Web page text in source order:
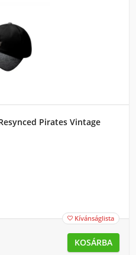
Pirates Vintage
 Kívánságlista
KOSÁRBA